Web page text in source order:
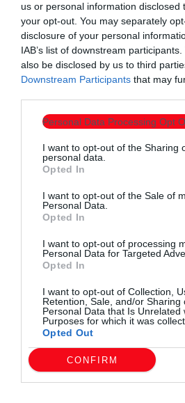
us or personal information disclosed
your opt-out. You may separately
disclosure of your personal
IAB’s list of downstream
also be disclosed by us to third
Downstream Participants that may
Personal Data Processing Opt
I want to opt-out of the Sharing
personal data.
Opted In
I want to opt-out of the Sale of
Personal Data.
Opted In
I want to opt-out of processing
Personal Data for Targeted
Opted In
I want to opt-out of Collection,
Retention, Sale, and/or Sharing
Personal Data that Is Unrelated
Purposes for which it was
Opted Out
CONFIRM